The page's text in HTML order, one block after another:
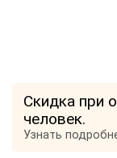
Скидка при
человек.
Узнать